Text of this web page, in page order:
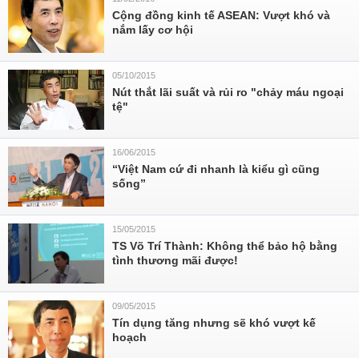
Cộng đồng kinh tế ASEAN: Vượt khó và
nắm lấy cơ hội
05/10/2015
Nút thắt lãi suất và rủi ro "chảy máu ngoại
tệ"
16/06/2015
“Việt Nam cứ đi nhanh là kiểu gì cũng
sống”
15/05/2015
TS Võ Trí Thành: Không thể bảo hộ bằng
tình thương mãi được!
09/05/2015
Tín dụng tăng nhưng sẽ khó vượt kế
hoạch